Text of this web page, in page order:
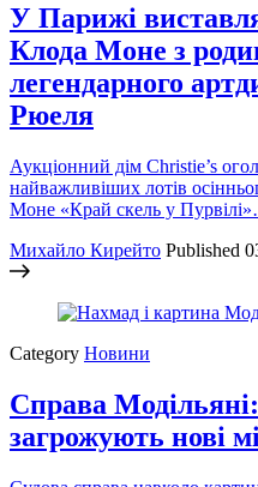
У Парижі
Клода Моне з
легендарного
Рюеля
Аукціонний дім Christie’s
найважливіших лотів
Моне «Край скель у
Михайло Кирейто Published
Category Новини
Справа
загрожують нові